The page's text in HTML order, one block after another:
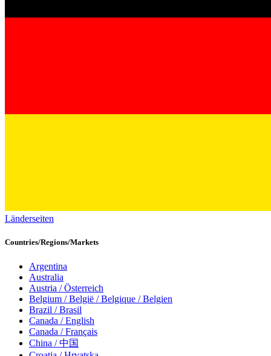
Länderseiten
Countries/Regions/Markets
Argentina
Australia
Austria / Österreich
Belgium / België / Belgique / Belgien
Brazil / Brasil
Canada / English
Canada / Français
China / 中国